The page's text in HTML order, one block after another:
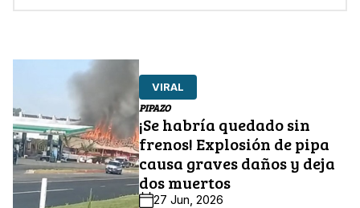
VIRAL
PIPAZO
¡Se habría quedado sin
frenos! Explosión de pipa
causa graves daños y deja
dos muertos
27 Jun, 2026